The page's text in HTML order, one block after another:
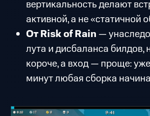
вертикальность делают
активной, а не «статичной
От Risk of Rain —
лута и дисбаланса билдов,
короче, а вход — проще:
минут любая сборка